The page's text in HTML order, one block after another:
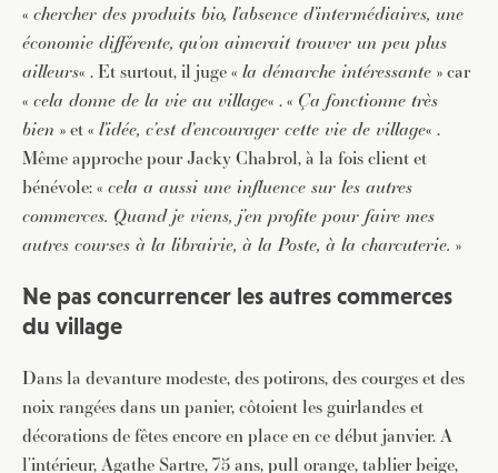
« chercher des produits bio, l’absence d’intermédiaires, une
économie différente, qu’on aimerait trouver un peu plus
ailleurs« . Et surtout, il juge « la démarche intéressante » car
« cela donne de la vie au village« . « Ça fonctionne très
bien » et « l’idée, c’est d’encourager cette vie de village« .
Même approche pour Jacky Chabrol, à la fois client et
bénévole: « cela a aussi une influence sur les autres
commerces. Quand je viens, j’en profite pour faire mes
autres courses à la librairie, à la Poste, à la charcuterie. »
Ne pas concurrencer les autres commerces
du village
Dans la devanture modeste, des potirons, des courges et des
noix rangées dans un panier, côtoient les guirlandes et
décorations de fêtes encore en place en ce début janvier. A
l’intérieur, Agathe Sartre, 75 ans, pull orange, tablier beige,